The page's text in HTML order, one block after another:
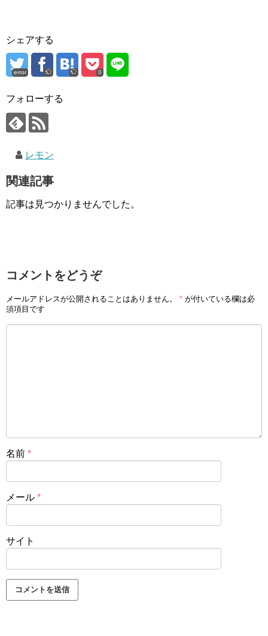
シェアする
error 0
フォローする
レモン
関連記事
記事は見つかりませんでした。
コメントをどうぞ
メールアドレスが公開されることはありません。 * が付いている欄は必
須項目です
名前 *
メール *
サイト